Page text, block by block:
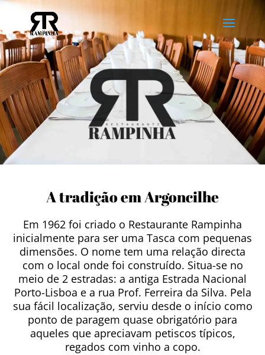
A tradição em Argoncilhe
Em 1962 foi criado o Restaurante Rampinha
inicialmente para ser uma Tasca com pequenas
dimensões. O nome tem uma relação directa
com o local onde foi construído. Situa-se no
meio de 2 estradas: a antiga Estrada Nacional
Porto-Lisboa e a rua Prof. Ferreira da Silva. Pela
sua fácil localização, serviu desde o início como
ponto de paragem quase obrigatório para
aqueles que apreciavam petiscos típicos,
regados com vinho a copo.